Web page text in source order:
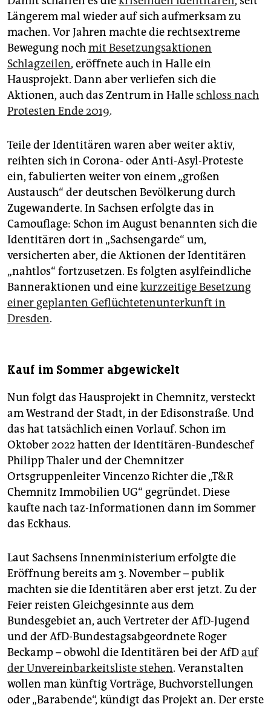
Längerem mal wieder auf sich aufmerksam zu
machen. Vor Jahren machte die rechtsextreme
Bewegung nochmit Besetzungsaktionen
Schlagzeilen, eröffnete auch in Halle ein
Hausprojekt. Dann aber verliefen sich die
Aktionen, auch das Zentrum in Halle schloss nach
Protesten Ende 2019.
Teile der Identitären waren aber weiter aktiv,
reihten sich in Corona- oder Anti-Asyl-Proteste
ein, fabulierten weiter von einem „großen
Austausch“ der deutschen Bevölkerung durch
Zugewanderte. In Sachsen erfolgte das in
Camouflage: Schon im August benannten sich die
Identitären dort in „Sachsengarde“ um,
versicherten aber, die Aktionen der Identitären
„nahtlos“ fortzusetzen. Es folgten asylfeindliche
Banneraktionen und einekurzzeitige Besetzung
einer geplanten Geflüchtetenunterkunft in
Dresden.
Kauf im Sommer abgewickelt
Nun folgt das Hausprojekt in Chemnitz, versteckt
am Westrand der Stadt, in der Edison­straße. Und
das hat tatsächlich einen Vorlauf. Schon im
Oktober 2022 hatten der Identitären-Bundes­chef
Philipp Thaler und der Chemnitzer
Ortsgruppenleiter Vincenzo Richter die „T&R
Chemnitz Immobilien UG“ gegründet. Diese
kaufte nach taz-Informationen dann im Sommer
das Eckhaus.
Laut Sachsens Innenministerium erfolgte die
Eröffnung bereits am 3. November – publik
machten sie die Identitären aber erst jetzt. Zu der
Feier reisten Gleichgesinnte aus dem
Bundesgebiet an, auch Vertreter der AfD-Jugend
und der AfD-Bundestagsabgeordnete Roger
Beckamp – obwohl die Identitären bei der AfDauf
der Unvereinbarkeitsliste stehen. Veranstalten
wollen man künftig Vorträge, Buchvorstellungen
oder „Barabende“, kündigt das Projekt an. Der erste